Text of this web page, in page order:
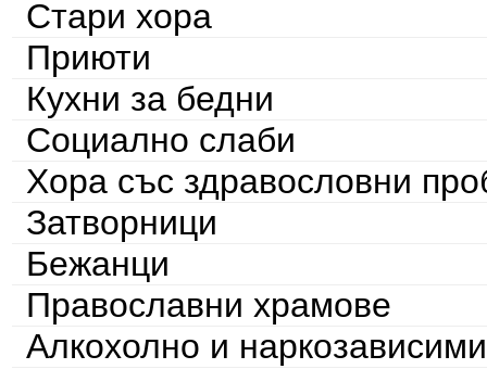
Стари хора
Приюти
Кухни за бедни
Социално слаби
Хора със здравословни
Затворници
Бежанци
Православни храмове
Алкохолно и наркозависими